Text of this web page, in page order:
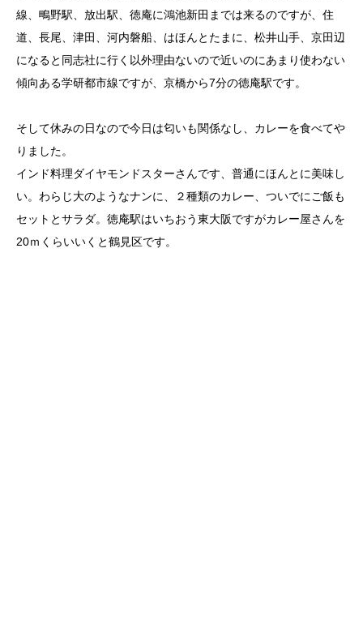
線、鴫野駅、放出駅、徳庵に鴻池新田までは来るのですが、住
道、長尾、津田、河内磐船、はほんとたまに、松井山手、京田辺
になると同志社に行く以外理由ないので近いのにあまり使わない
傾向ある学研都市線ですが、京橋から7分の徳庵駅です。
そして休みの日なので今日は匂いも関係なし、カレーを食べてや
りました。
インド料理ダイヤモンドスターさんです、普通にほんとに美味し
い。わらじ大のようなナンに、２種類のカレー、ついでにご飯も
セットとサラダ。徳庵駅はいちおう東大阪ですがカレー屋さんを
20ｍくらいいくと鶴見区です。